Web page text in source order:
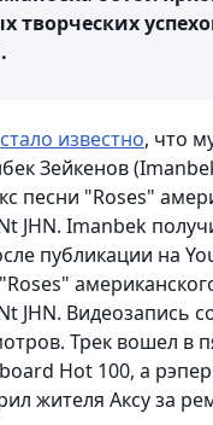
творческих
стало известно, что
Зейкенов
песни "Roses"
JHN. Imanbek
публикации на
JHN. Видеозапись
Трек вошел в
Hot 100, а
жителя Аксу за